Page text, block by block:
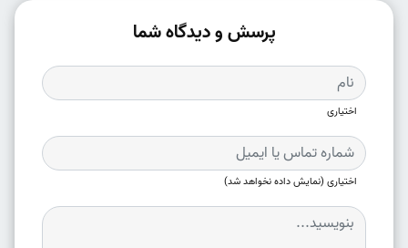
پرسش و دیدگاه شما
اختیاری
اختیاری (نمایش داده نخواهد شد)